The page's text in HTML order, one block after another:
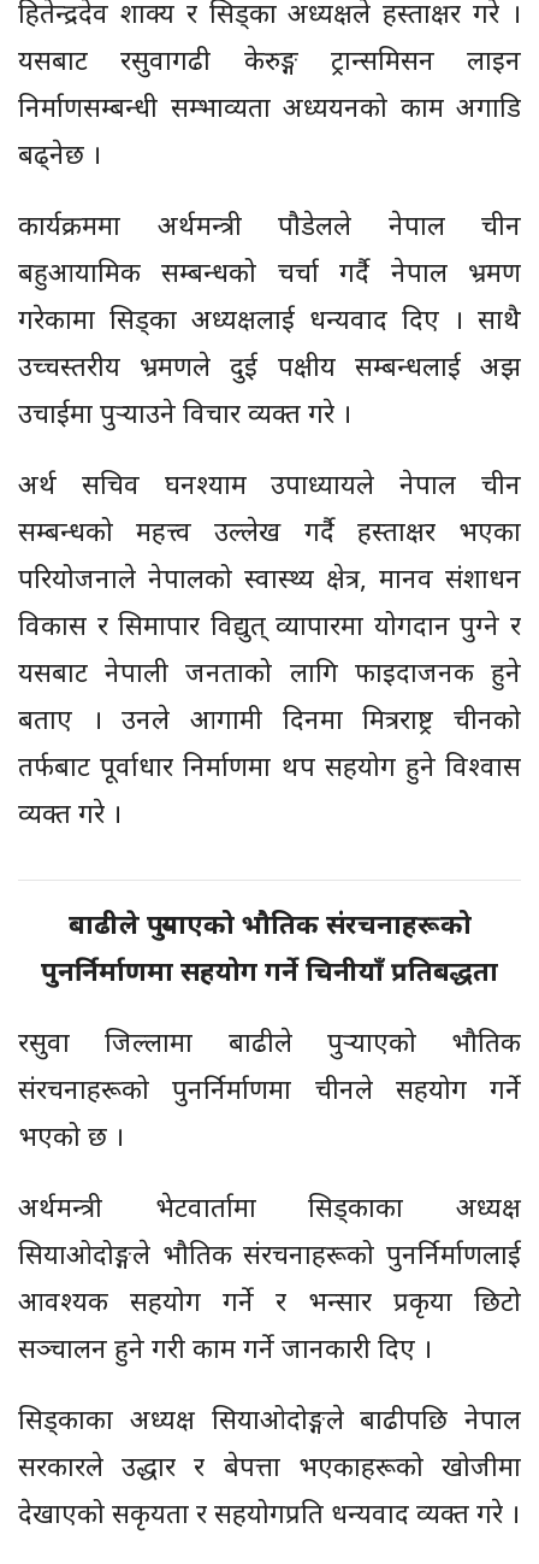
हितेन्द्रदेव शाक्य र सिड्का अध्यक्षले हस्ताक्षर गरे ।
यसबाट रसुवागढी केरुङ्ग ट्रान्समिसन लाइन
निर्माणसम्बन्धी सम्भाव्यता अध्ययनको काम अगाडि
बढ्नेछ ।
कार्यक्रममा अर्थमन्त्री पौडेलले नेपाल चीन
बहुआयामिक सम्बन्धको चर्चा गर्दै नेपाल भ्रमण
गरेकामा सिड्का अध्यक्षलाई धन्यवाद दिए । साथै
उच्चस्तरीय भ्रमणले दुई पक्षीय सम्बन्धलाई अझ
उचाईमा पुर्‍याउने विचार व्यक्त गरे ।
अर्थ सचिव घनश्याम उपाध्यायले नेपाल चीन
सम्बन्धको महत्त्व उल्लेख गर्दै हस्ताक्षर भएका
परियोजनाले नेपालको स्वास्थ्य क्षेत्र, मानव संशाधन
विकास र सिमापार विद्युत् व्यापारमा योगदान पुग्ने र
यसबाट नेपाली जनताको लागि फाइदाजनक हुने
बताए । उनले आगामी दिनमा मित्रराष्ट्र चीनको
तर्फबाट पूर्वाधार निर्माणमा थप सहयोग हुने विश्वास
व्यक्त गरे ।
बाढीले पुर्‍याएको भौतिक संरचनाहरूको
पुनर्निर्माणमा सहयोग गर्ने चिनीयाँ प्रतिबद्धता
रसुवा जिल्लामा बाढीले पुर्‍याएको भौतिक
संरचनाहरूको पुनर्निर्माणमा चीनले सहयोग गर्ने
भएको छ ।
अर्थमन्त्री भेटवार्तामा सिड्काका अध्यक्ष
सियाओदोङ्गले भौतिक संरचनाहरूको पुनर्निर्माणलाई
आवश्यक सहयोग गर्ने र भन्सार प्रकृया छिटो
सञ्चालन हुने गरी काम गर्ने जानकारी दिए ।
सिड्काका अध्यक्ष सियाओदोङ्गले बाढीपछि नेपाल
सरकारले उद्धार र बेपत्ता भएकाहरूको खोजीमा
देखाएको सकृयता र सहयोगप्रति धन्यवाद व्यक्त गरे ।